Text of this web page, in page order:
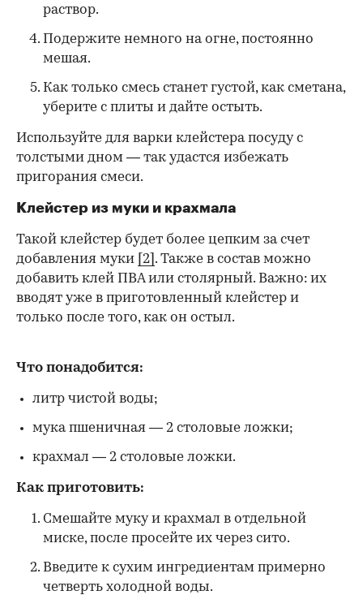
раствор.
Подержите немного на огне, постоянно
мешая.
Как только смесь станет густой, как сметана,
уберите с плиты и дайте остыть.
Используйте для варки клейстера посуду с
толстыми дном — так удастся избежать
пригорания смеси.
Клейстер из муки и крахмала
Такой клейстер будет более цепким за счет
добавления муки [2] . Также в состав можно
добавить клей ПВА или столярный. Важно: их
вводят уже в приготовленный клейстер и
только после того, как он остыл.
Что понадобится:
литр чистой воды;
мука пшеничная — 2 столовые ложки;
крахмал — 2 столовые ложки.
Как приготовить:
Смешайте муку и крахмал в отдельной
миске, после просейте их через сито.
Введите к сухим ингредиентам примерно
четверть холодной воды.